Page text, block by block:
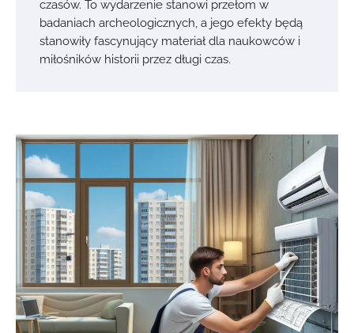
czasów. To wydarzenie stanowi przełom w
badaniach archeologicznych, a jego efekty będą
stanowiły fascynujący materiał dla naukowców i
miłośników historii przez długi czas.